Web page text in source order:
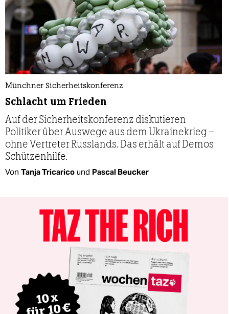
Münchner Sicherheitskonferenz
Schlacht um Frieden
Auf der Sicherheitskonferenz diskutieren
Politiker über Auswege aus dem Ukrainekrieg –
ohne Vertreter Russlands. Das erhält auf Demos
Schützenhilfe.
Von Tanja Tricarico und Pascal Beucker